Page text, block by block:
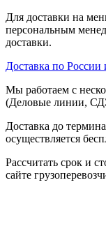
Для доставки на
персональным
доставки.
Доставка по России
Мы работаем с
(Деловые линии,
Доставка до
осуществляется
Рассчитать срок и
сайте